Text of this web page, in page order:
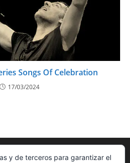
Songs Of Celebration
17/03/2024
y de terceros para garantizar el